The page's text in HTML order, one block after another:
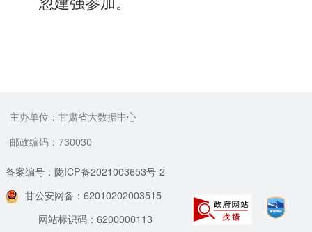
主办单位：甘肃省大数据中心
邮政编码：730030
备案编号：陇ICP备2021003653号-2
甘公安网备：62010202003515
网站标识码：6200000113